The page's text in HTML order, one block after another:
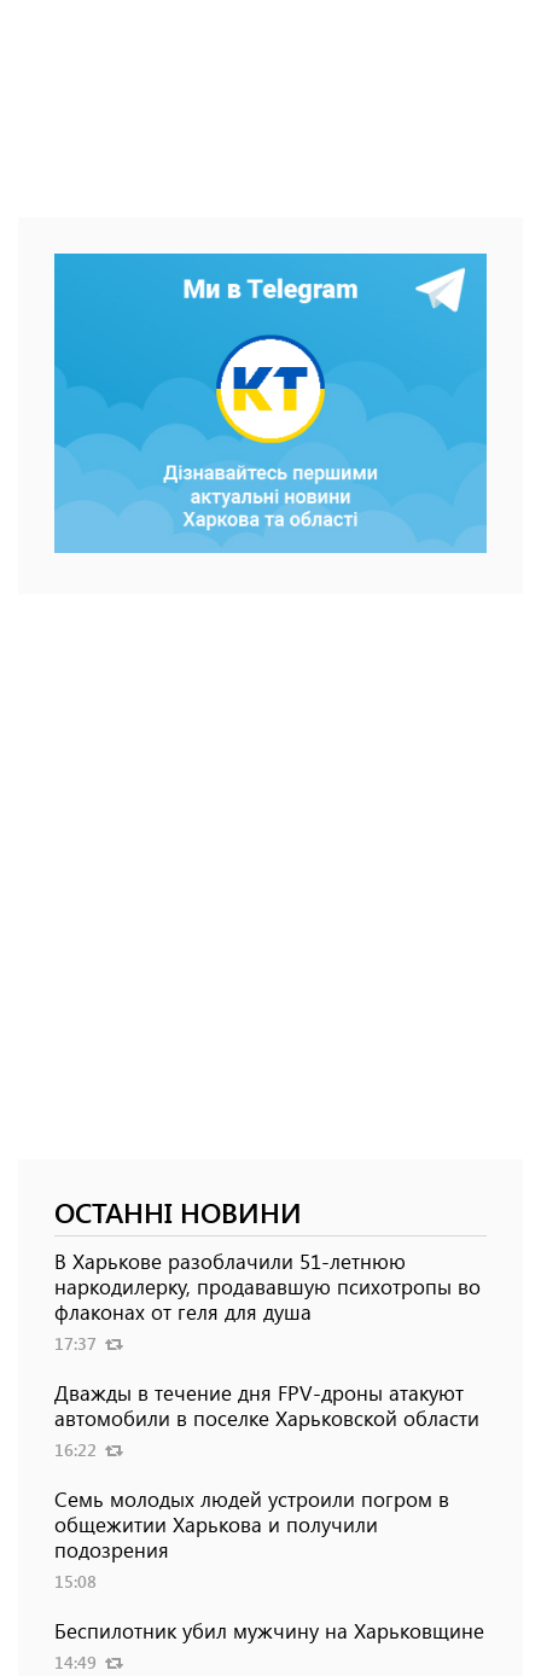
ОСТАННІ НОВИНИ
В Харькове разоблачили 51-летнюю
наркодилерку, продававшую психотропы во
флаконах от геля для душа
17:37
Дважды в течение дня FPV-дроны атакуют
автомобили в поселке Харьковской области
16:22
Семь молодых людей устроили погром в
общежитии Харькова и получили
подозрения
15:08
Беспилотник убил мужчину на Харьковщине
14:49